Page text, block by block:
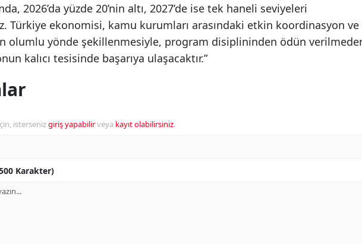
2026’da yüzde 20’nin altı, 2027’de ise tek haneli seviyeleri
Türkiye ekonomisi, kamu kurumları arasındaki etkin koordinasyon ve
olumlu yönde şekillenmesiyle, program disiplininden ödün
kalıcı tesisinde başarıya ulaşacaktır.”
istersenizgiriş yapabilirveya kayıt olabilirsiniz.
Karakter)